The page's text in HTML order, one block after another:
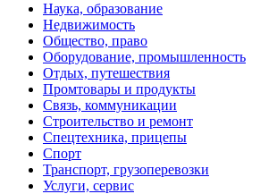
Наука, образование
Недвижимость
Общество, право
Оборудование, промышленность
Отдых, путешествия
Промтовары и продукты
Связь, коммуникации
Строительство и ремонт
Спецтехника, прицепы
Спорт
Транспорт, грузоперевозки
Услуги, сервис